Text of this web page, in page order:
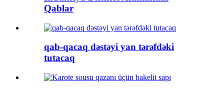
Qablar
qab-qacaq dəstəyi yan tərəfdəki
tutacaq